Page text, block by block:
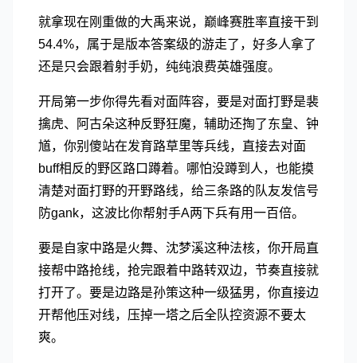
就拿现在刚重做的大禹来说，巅峰赛胜率直接干到
54.4%，属于是版本答案级的游走了，好多人拿了
还是只会跟着射手奶，纯纯浪费英雄强度。
开局第一步你得先看对面阵容，要是对面打野是裴
擒虎、阿古朵这种反野狂魔，辅助还掏了东皇、钟
馗，你别傻站在发育路草里等兵线，直接去对面
buff相反的野区路口蹲着。哪怕没蹲到人，也能摸
清楚对面打野的开野路线，给三条路的队友发信号
防gank，这波比你帮射手A两下兵有用一百倍。
要是自家中路是火舞、沈梦溪这种法核，你开局直
接帮中路抢线，抢完跟着中路转双边，节奏直接就
打开了。要是边路是孙策这种一级猛男，你直接边
开帮他压对线，压掉一塔之后全队控资源不要太
爽。